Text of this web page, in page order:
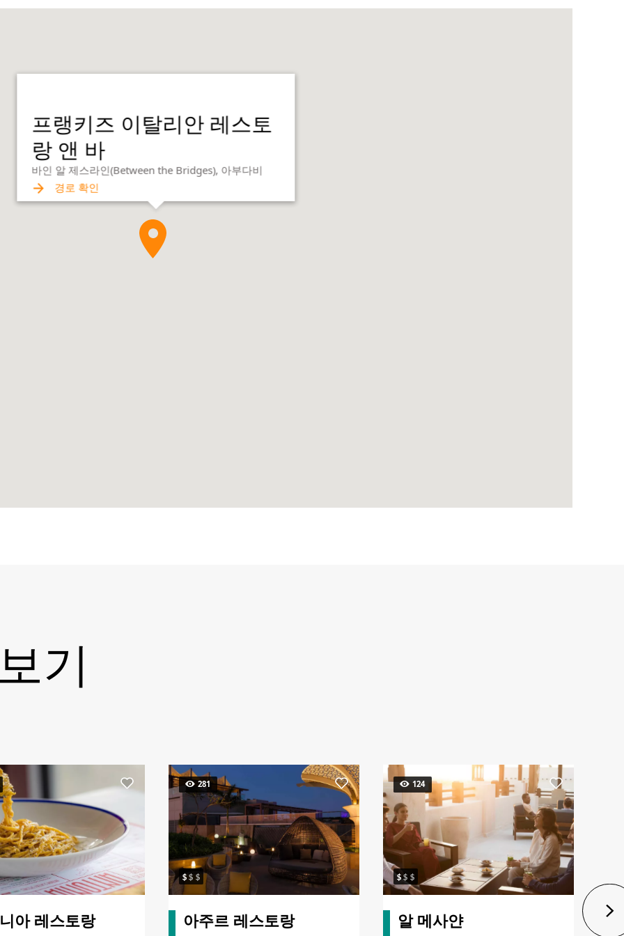
프랭키즈 이탈리안 레스토
랑 앤 바
바인 알 제스라인(Between the Bridges), 아부다비
경로 확인
기
아 레스토랑
281
아주르 레스토랑
124
알 메사얀